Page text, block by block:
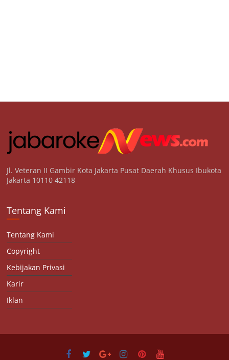
Jl. Veteran II Gambir Kota Jakarta Pusat Daerah Khusus Ibukota
Jakarta 10110 42118
Tentang Kami
Tentang Kami
Copyright
Kebijakan Privasi
Karir
Iklan